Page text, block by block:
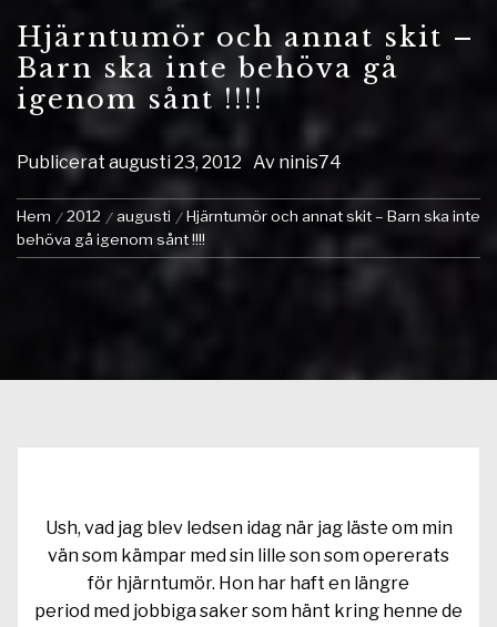
Hjärntumör och annat skit –
Barn ska inte behöva gå
igenom sånt !!!!
Publicerat augusti 23, 2012 Av ninis74
Hem 2012 augusti
Hjärntumör och annat skit – Barn ska inte
behöva gå igenom sånt !!!!
Ush, vad jag blev ledsen idag när jag läste om min
vän som kämpar med sin lille son som opererats
för hjärntumör. Hon har haft en längre
period med jobbiga saker som hänt kring henne de